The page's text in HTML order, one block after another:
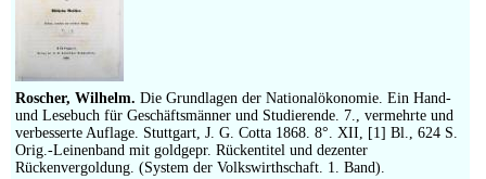
Impressum
Roscher, Wilhelm. Die Grundlagen der Nationalökonomie. Ein Hand-
und Lesebuch für Geschäftsmänner und Studierende. 7., vermehrte und
verbesserte Auflage. Stuttgart, J. G. Cotta 1868. 8°. XII, [1] Bl., 624 S.
Orig.-Leinenband mit goldgepr. Rückentitel und dezenter
Rückenvergoldung. (System der Volkswirthschaft. 1. Band).